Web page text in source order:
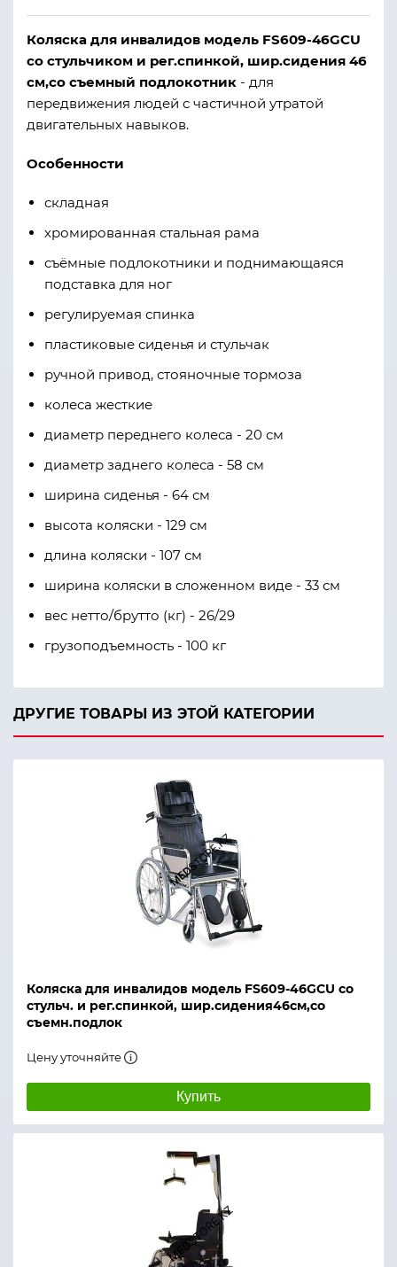
Коляска для инвалидов модель FS609-46GCU
со стульчиком и рег.спинкой, шир.сидения 46
см,со съемный подлокотник - для
передвижения людей с частичной утратой
двигательных навыков.
Особенности
складная
хромированная стальная рама
съёмные подлокотники и поднимающаяся
подставка для ног
регулируемая спинка
пластиковые сиденья и стульчак
ручной привод, стояночные тормоза
колеса жесткие
диаметр переднего колеса - 20 см
диаметр заднего колеса - 58 см
ширина сиденья - 64 см
высота коляски - 129 см
длина коляски - 107 см
ширина коляски в сложенном виде - 33 см
вес нетто/брутто (кг) - 26/29
грузоподъемность - 100 кг
ДРУГИЕ ТОВАРЫ ИЗ ЭТОЙ КАТЕГОРИИ
Коляска для инвалидов модель FS609-46GCU со
стульч. и рег.спинкой, шир.сидения46см,со
съемн.подлок
Цену уточняйте
Купить